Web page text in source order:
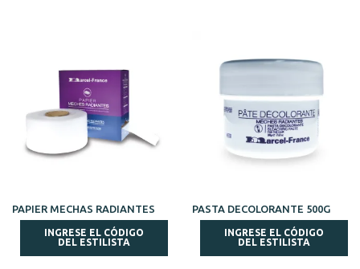
PAPIER MECHAS RADIANTES
INGRESE EL CÓDIGO
DEL ESTILISTA
PASTA DECOLORANTE 500G
INGRESE EL CÓDIGO
DEL ESTILISTA